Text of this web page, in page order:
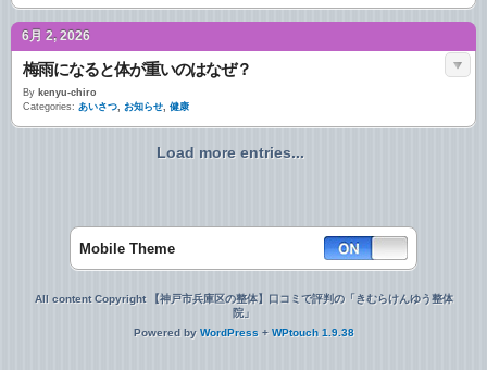
6月 2, 2026
梅雨になると体が重いのはなぜ？
By kenyu-chiro
Categories: あいさつ, お知らせ, 健康
Load more entries...
Mobile Theme
All content Copyright 【神戸市兵庫区の整体】口コミで評判の「きむらけんゆう整体
院」
Powered by WordPress + WPtouch 1.9.38